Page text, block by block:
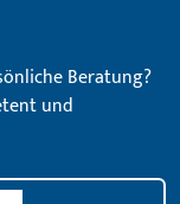
Beratung?
und